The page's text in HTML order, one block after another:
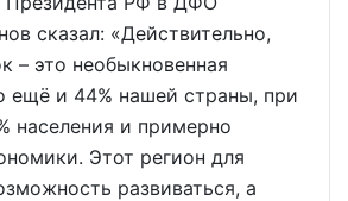
сказал: «Действительно,
– это необыкновенная
ещё и 44% нашей страны, при
населения и примерно
Этот регион для
развиваться, а